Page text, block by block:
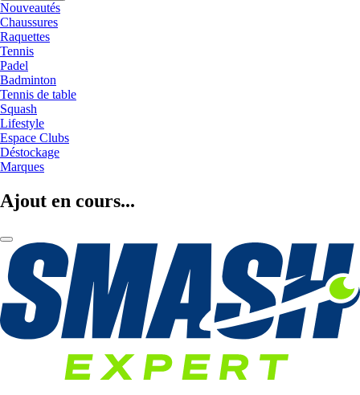
Nouveautés
Chaussures
Raquettes
Tennis
Padel
Badminton
Tennis de table
Squash
Lifestyle
Espace Clubs
Déstockage
Marques
Ajout en cours...